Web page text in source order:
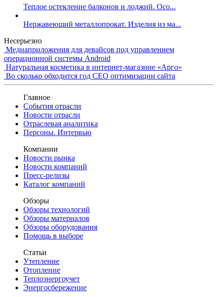
Теплое остекление балконов и лоджий. Осо...
Нержавеющий металлопрокат. Изделия из ма...
Несерьезно
Медиаприложения для девайсов под управлением
операционной системы Android
Натуральная косметика в интернет-магазине «Арго»
Во сколько обходится год СЕО оптимизации сайта
Главное
События отрасли
Новости отрасли
Отраслевая аналитика
Персоны. Интервью
Компании
Новости рынка
Новости компаний
Пресс-релизы
Каталог компаний
Обзоры
Обзоры технологий
Обзоры материалов
Обзоры оборудования
Помощь в выборе
Статьи
Утепление
Отопление
Теплоэнергоучет
Энергосбережение